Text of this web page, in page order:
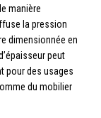
manière
la pression
dimensionnée en
peut
pour des usages
du mobilier